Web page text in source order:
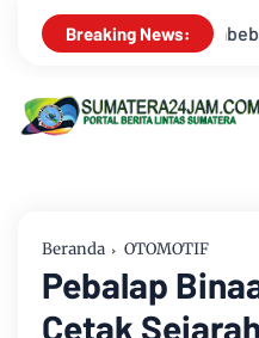
Breaking News:
Lahan Kemarau
Beranda OTOMOTIF
Pebalap
Cetak